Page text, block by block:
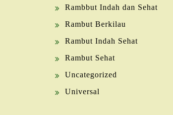
Rambbut Indah dan Sehat
Rambut Berkilau
Rambut Indah Sehat
Rambut Sehat
Uncategorized
Universal